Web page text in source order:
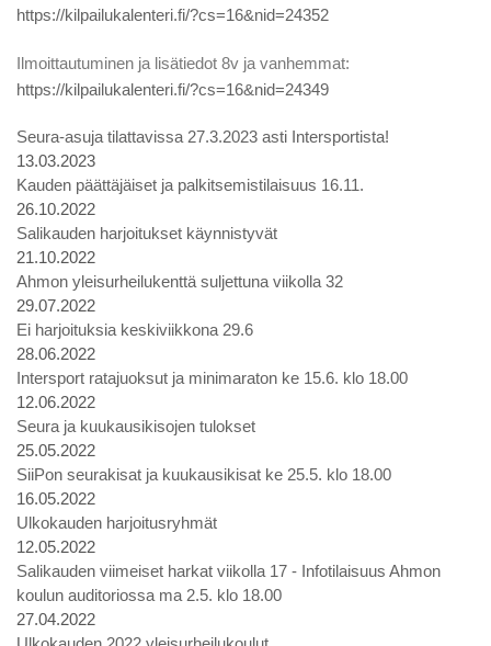
https://kilpailukalenteri.fi/?cs=16&nid=24352
Ilmoittautuminen ja lisätiedot 8v ja vanhemmat:
https://kilpailukalenteri.fi/?cs=16&nid=24349
Seura-asuja tilattavissa 27.3.2023 asti Intersportista!
13.03.2023
Kauden päättäjäiset ja palkitsemistilaisuus 16.11.
26.10.2022
Salikauden harjoitukset käynnistyvät
21.10.2022
Ahmon yleisurheilukenttä suljettuna viikolla 32
29.07.2022
Ei harjoituksia keskiviikkona 29.6
28.06.2022
Intersport ratajuoksut ja minimaraton ke 15.6. klo 18.00
12.06.2022
Seura ja kuukausikisojen tulokset
25.05.2022
SiiPon seurakisat ja kuukausikisat ke 25.5. klo 18.00
16.05.2022
Ulkokauden harjoitusryhmät
12.05.2022
Salikauden viimeiset harkat viikolla 17 - Infotilaisuus Ahmon
koulun auditoriossa ma 2.5. klo 18.00
27.04.2022